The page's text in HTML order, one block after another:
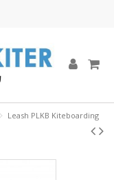
Leash PLKB Kiteboarding